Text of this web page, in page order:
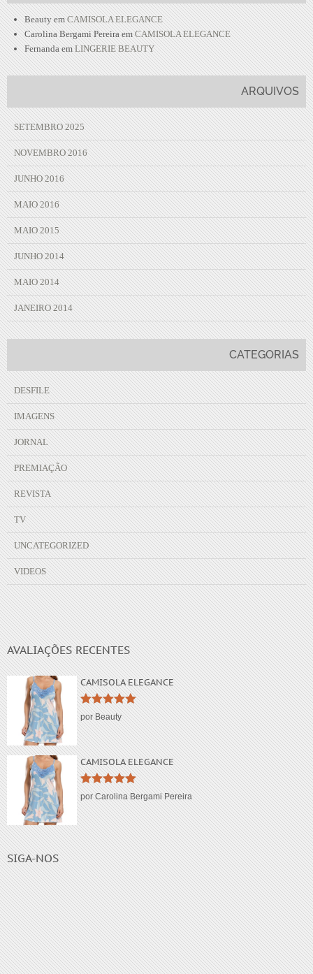
BeautyemCAMISOLA ELEGANCE
Carolina Bergami PereiraemCAMISOLA ELEGANCE
FernandaemLINGERIE BEAUTY
ARQUIVOS
SETEMBRO 2025
NOVEMBRO 2016
JUNHO 2016
MAIO 2016
MAIO 2015
JUNHO 2014
MAIO 2014
JANEIRO 2014
CATEGORIAS
DESFILE
IMAGENS
JORNAL
PREMIAÇÃO
REVISTA
TV
UNCATEGORIZED
VIDEOS
AVALIAÇÕES RECENTES
CAMISOLA ELEGANCE
Avaliação5
de 5
por Beauty
CAMISOLA ELEGANCE
Avaliação5
de 5
por Carolina Bergami Pereira
SIGA-NOS